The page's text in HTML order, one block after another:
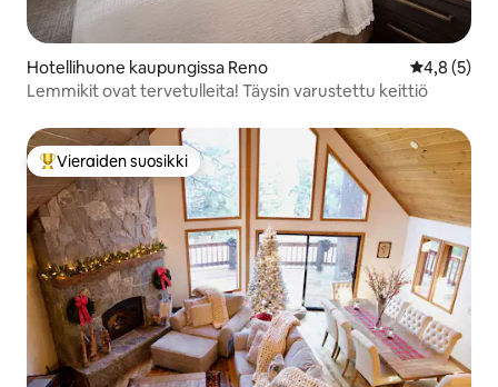
Hotellihuone kaupungissa Reno
4,8 (5)
Lemmikit ovat tervetulleita! Täysin varustettu keittiö
Vieraiden suosikkien parhaimmistoa
Vieraiden suosikki